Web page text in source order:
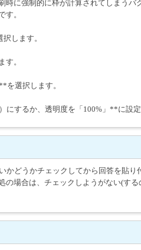
時に強制的に枠が計算されてしまう
す。
します。
す。
を選択します。
にするか、透明度を「100%」**に設
かどうかチェックしてから回答を貼り
の場合は、チェックしようがない(す